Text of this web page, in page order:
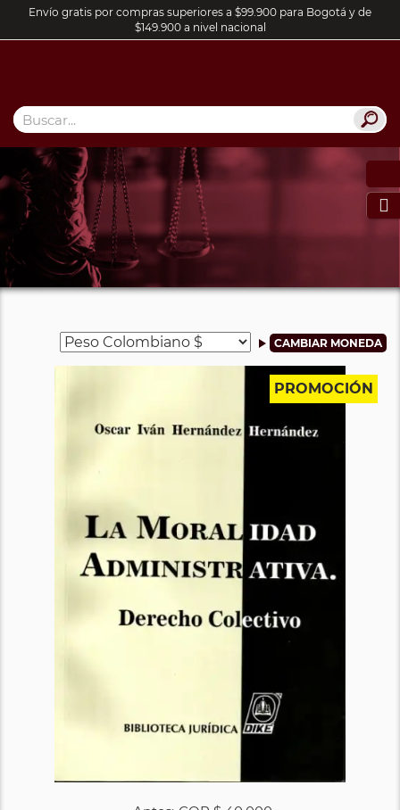
Envío gratis por compras superiores a $99.900 para Bogotá y de
$149.900 a nivel nacional

PROMOCIÓN